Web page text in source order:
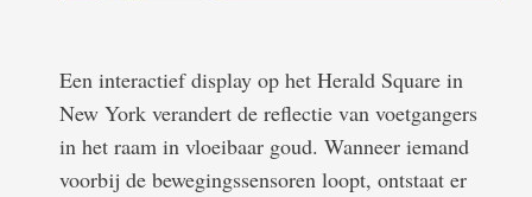
Een interactief display op het Herald Square in
New York verandert de reflectie van voetgangers
in het raam in vloeibaar goud. Wanneer iemand
voorbij de bewegingssensoren loopt, ontstaat er